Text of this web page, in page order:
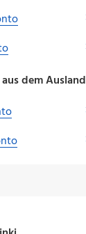
dem Ausland